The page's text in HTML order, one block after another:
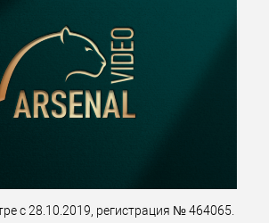
с 28.10.2019, регистрация № 464065.